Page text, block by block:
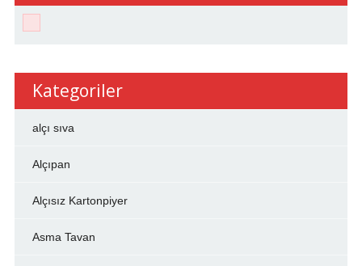
Kategoriler
alçı sıva
Alçıpan
Alçısız Kartonpiyer
Asma Tavan